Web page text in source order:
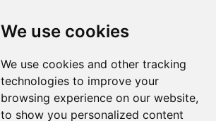
We use cookies
We use cookies and other tracking
technologies to improve your
browsing experience on our website,
to show you personalized content